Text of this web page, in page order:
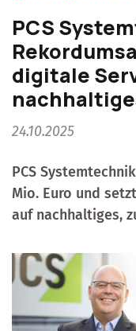
PCS
digitale
24.10.2025
PCS
Mio. Euro und
auf nachhaltiges,